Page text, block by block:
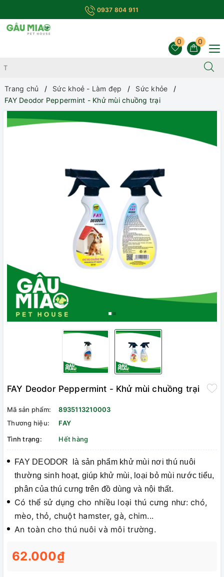
0937 804 911
0
0
Trang chủ Sức khoẻ - Làm đẹp
Sức khỏe
FAY Deodor Peppermint - Khử mùi chuồng trại
FAY Deodor Peppermint - Khử mùi chuồng trại
Mã sản phẩm:
8935113210003
Thương hiệu:
FAY
Tình trạng:
Hết hàng
FAY DEODOR là sản phẩm khử mùi nơi thú nuôi
thường sinh hoạt, giúp khử mùi, loại bỏ mùi nước tiểu,
phân của thú cưng trên đồ dùng và nội thất.
Có thể sử dụng cho nhiều loại thú cưng như: chó,
mèo, thỏ, chuột hamster, gà, chim...
An toàn cho thú nuôi và môi trường.
62.000₫